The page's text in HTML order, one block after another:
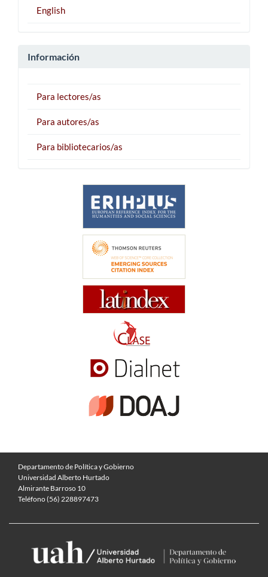
English
Información
Para lectores/as
Para autores/as
Para bibliotecarios/as
Departamento de Política y Gobierno
Universidad Alberto Hurtado
Almirante Barroso 10
Teléfono (56) 228897473